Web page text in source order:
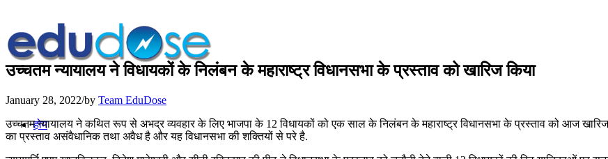
होम
उच्चतम न्यायालय ने विधायकों के निलंबन के महाराष्ट्र विधानसभा के प्रस्ताव को खारिज किया
January 28, 2022/by Team EduDose
उच्चतम न्यायालय ने कथित रूप से अभद्र व्यवहार के लिए भाजपा के 12 विधायकों को एक साल के निलंबन के महाराष्ट्र विधानसभा के प्रस्ताव को आज
का प्रस्ताव असंवैधानिक तथा अवैध है और यह विधानसभा की शक्तियों से परे है.